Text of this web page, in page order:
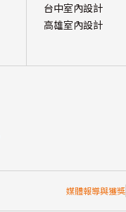
台中室內設計
高雄室內設計
媒體報導與獲獎